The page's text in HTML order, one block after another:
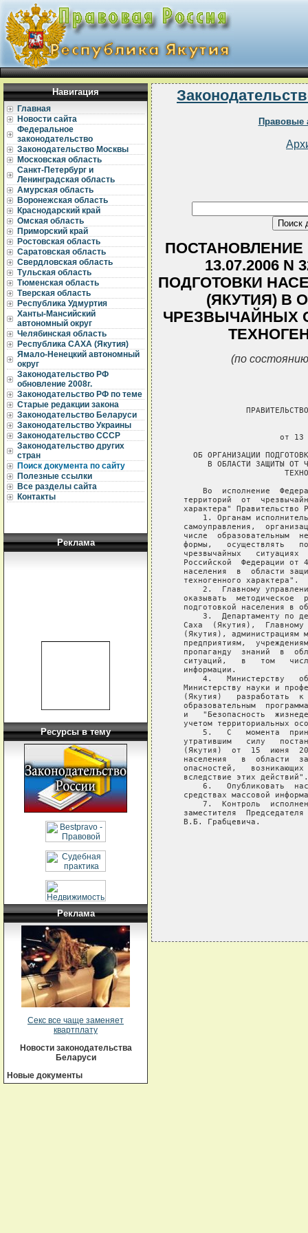
Навигация
Главная
Новости сайта
Федеральное
законодательство
Законодательство Москвы
Московская область
Санкт-Петербург и
Ленинградская область
Амурская область
Воронежская область
Краснодарский край
Омская область
Приморский край
Ростовская область
Саратовская область
Свердловская область
Тульская область
Тюменская область
Тверская область
Республика Удмуртия
Ханты-Мансийский
автономный округ
Челябинская область
Республика САХА (Якутия)
Ямало-Ненецкий автономный
округ
Законодательство РФ
обновление 2008г.
Законодательство РФ по теме
Старые редакции закона
Законодательство Беларуси
Законодательство Украины
Законодательство СССР
Законодательство других
стран
Поиск документа по сайту
Полезные ссылки
Все разделы сайта
Контакты
Реклама
Ресурсы в тему
Реклама
Секс все чаще заменяет
квартплату
Новости законодательства
Беларуси
Новые документы
Правовые
ПОСТАНОВЛЕНИЕ
13.07.2006
ПОДГОТОВКИ
(ЯКУТИЯ) В
ЧРЕЗВЫЧАЙНЫХ
(по
от 13
ОБ ОРГАНИЗАЦИИ
В ОБЛАСТИ ЗАЩИТЫ ОТ
Во  исполнение
территорий  от
характера" Правительство
1. Органам
самоуправления,
числе  образовательным
формы,   осуществлять
чрезвычайных   ситуациях
Российской  Федерации от
населения  в  области
   техногенного характера".
2.  Главному
оказывать  методическое
подготовкой населения в
3.  Департаменту по
Саха  (Якутия),
(Якутия), администрациям
предприятиям,
пропаганду  знаний  в
ситуаций,   в   том
   информации.
4.   Министерству
Министерству науки и
(Якутия)   разработать
образовательным
и   "Безопасность
учетом территориальных
5.   С   момента
утратившим   силу
(Якутия)  от  15  июня
населения   в  области
опасностей,
   вследствие этих действий".
6.   Опубликовать
средствах массовой
7.  Контроль
заместителя
   В.Б. Грабцевича.